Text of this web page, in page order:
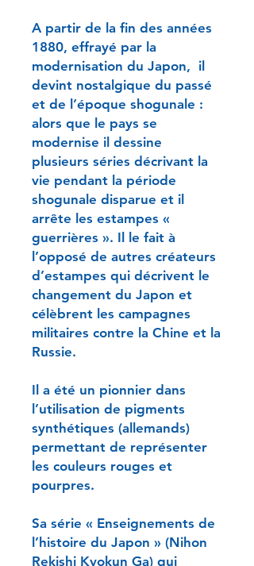
A partir de la fin des années
1880, effrayé par la
modernisation du Japon, il
devint nostalgique du passé
et de l’époque shogunale :
alors que le pays se
modernise il dessine
plusieurs séries décrivant la
vie pendant la période
shogunale disparue et il
arrête les estampes «
guerrières ». Il le fait à
l’opposé de autres créateurs
d’estampes qui décrivent le
changement du Japon et
célèbrent les campagnes
militaires contre la Chine et la
Russie.
Il a été un pionnier dans
l’utilisation de pigments
synthétiques (allemands)
permettant de représenter
les couleurs rouges et
pourpres.
Sa série « Enseignements de
l’histoire du Japon » (Nihon
Rekishi Kyokun Ga) qui